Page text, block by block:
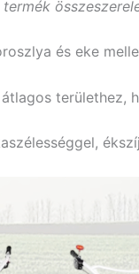
termék
és eke
területhez,